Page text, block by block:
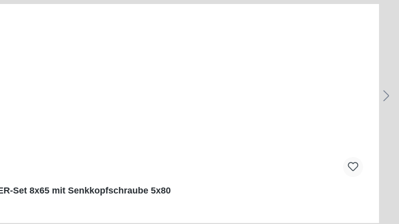
Set 8x65 mit Senkkopfschraube 5x80